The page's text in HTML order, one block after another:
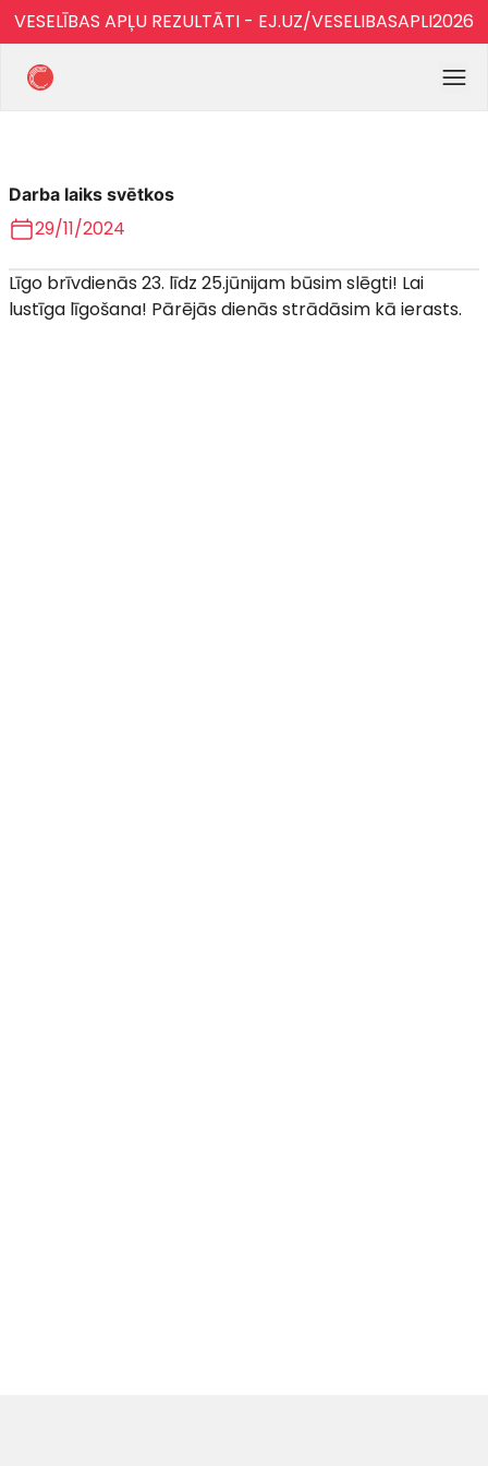
VESELĪBAS APĻU REZULTĀTI - EJ.UZ/VESELIBASAPLI2026
Darba laiks svētkos
29/11/2024
Līgo brīvdienās 23. līdz 25.jūnijam būsim slēgti! Lai
lustīga līgošana! Pārējās dienās strādāsim kā ierasts.